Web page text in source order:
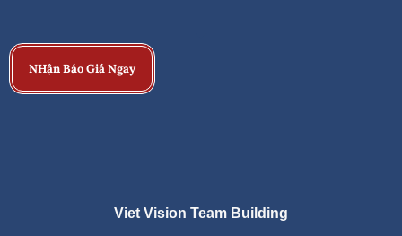
NHận Báo Giá Ngay
Viet Vision Team Building